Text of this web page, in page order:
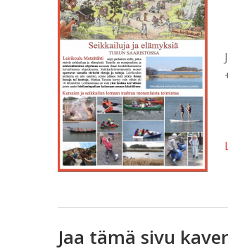
Jaa tämä sivu